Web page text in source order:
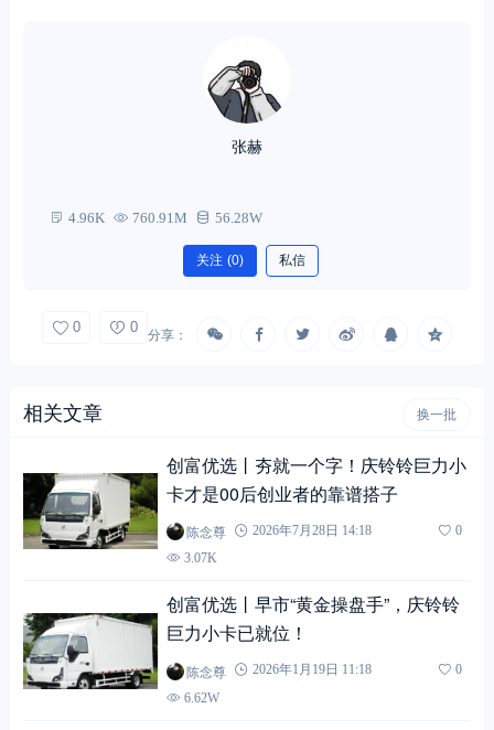
张赫
4.96K 760.91M 56.28W
关注 (0) 私信
0 0 分享：
相关文章 换一批
创富优选丨夯就一个字！庆铃铃巨力小
卡才是00后创业者的靠谱搭子
陈念尊 2026年7月28日 14:18
0
3.07K
创富优选丨早市“黄金操盘手”，庆铃铃
巨力小卡已就位！
陈念尊 2026年1月19日 11:18
0
6.62W